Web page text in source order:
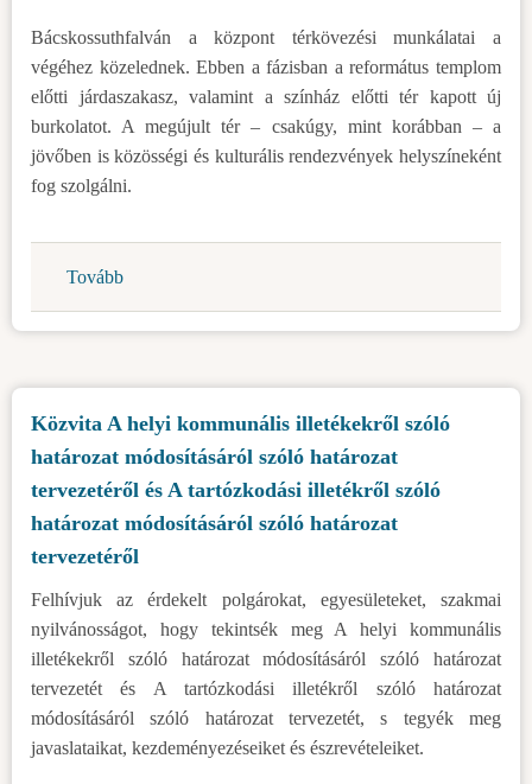
Bácskossuthfalván a központ térkövezési munkálatai a
végéhez közelednek. Ebben a fázisban a református templom
előtti járdaszakasz, valamint a színház előtti tér kapott új
burkolatot. A megújult tér – csakúgy, mint korábban – a
jövőben is közösségi és kulturális rendezvények helyszíneként
fog szolgálni.
Tovább
Topolya
Községben)
Közvita A helyi kommunális illetékekről szóló
határozat módosításáról szóló határozat
tervezetéről és A tartózkodási illetékről szóló
határozat módosításáról szóló határozat
tervezetéről
Felhívjuk az érdekelt polgárokat, egyesületeket, szakmai
nyilvánosságot, hogy tekintsék meg A helyi kommunális
illetékekről szóló határozat módosításáról szóló határozat
tervezetét és A tartózkodási illetékről szóló határozat
módosításáról szóló határozat tervezetét, s tegyék meg
javaslataikat, kezdeményezéseiket és észrevételeiket.